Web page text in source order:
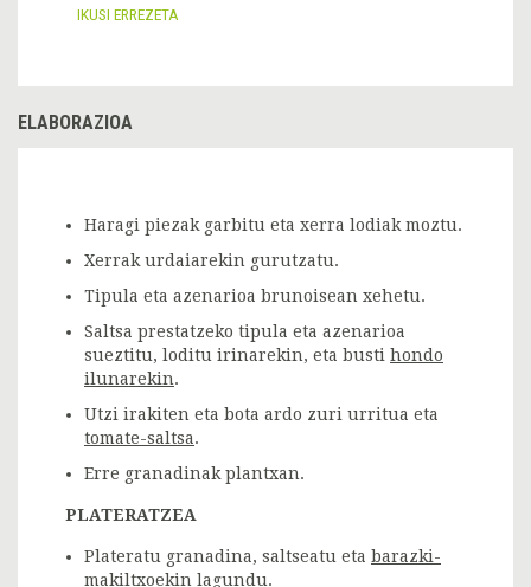
IKUSI ERREZETA
ELABORAZIOA
Haragi piezak garbitu eta xerra lodiak moztu.
Xerrak urdaiarekin gurutzatu.
Tipula eta azenarioa brunoisean xehetu.
Saltsa prestatzeko tipula eta azenarioa
sueztitu, loditu irinarekin, eta busti hondo
ilunarekin.
Utzi irakiten eta bota ardo zuri urritua eta
tomate-saltsa.
Erre granadinak plantxan.
PLATERATZEA
Plateratu granadina, saltseatu eta barazki-
makiltxoekin lagundu.